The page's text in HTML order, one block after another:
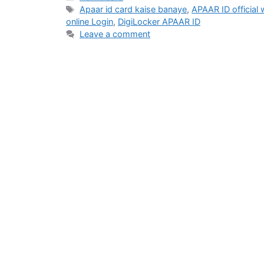
Tags
Apaar id card kaise banaye,APAAR ID official
online Login, DigiLocker APAAR ID
Leave a comment